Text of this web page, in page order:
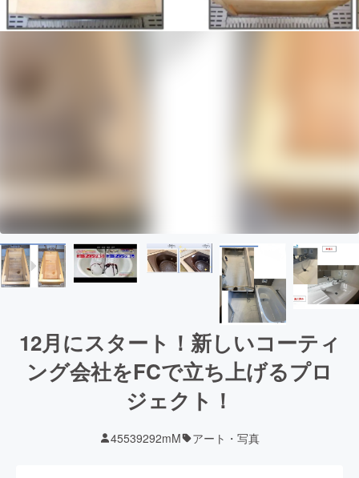
12月にスタート！新しいコーティ
ング会社をFCで立ち上げるプロ
ジェクト！
45539292mM アート・写真